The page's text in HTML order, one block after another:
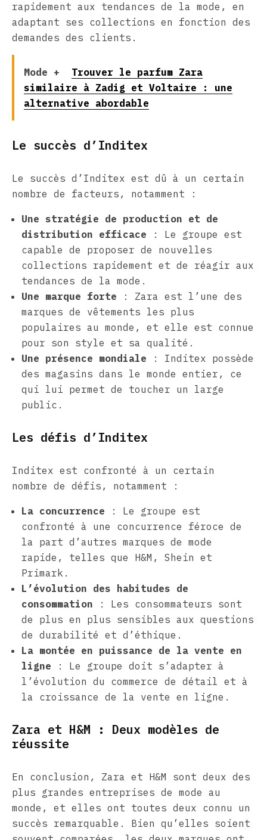
rapidement aux tendances de la mode, en
adaptant ses collections en fonction des
demandes des clients.
Mode +
Trouver le parfum Zara
similaire à Zadig et Voltaire : une
alternative abordable
Le succès d’Inditex
Le succès d’Inditex est dû à un certain
nombre de facteurs, notamment :
Une stratégie de production et de
distribution efficace : Le groupe est
capable de proposer de nouvelles
collections rapidement et de réagir aux
tendances de la mode.
Une marque forte : Zara est l’une des
marques de vêtements les plus
populaires au monde, et elle est connue
pour son style et sa qualité.
Une présence mondiale : Inditex possède
des magasins dans le monde entier, ce
qui lui permet de toucher un large
public.
Les défis d’Inditex
Inditex est confronté à un certain
nombre de défis, notamment :
La concurrence : Le groupe est
confronté à une concurrence féroce de
la part d’autres marques de mode
rapide, telles que H&M, Shein et
Primark.
L’évolution des habitudes de
consommation : Les consommateurs sont
de plus en plus sensibles aux questions
de durabilité et d’éthique.
La montée en puissance de la vente en
ligne : Le groupe doit s’adapter à
l’évolution du commerce de détail et à
la croissance de la vente en ligne.
Zara et H&M : Deux modèles de
réussite
En conclusion, Zara et H&M sont deux des
plus grandes entreprises de mode au
monde, et elles ont toutes deux connu un
succès remarquable. Bien qu’elles soient